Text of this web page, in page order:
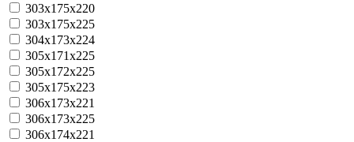
303x175x220
303x175x225
304x173x224
305x171x225
305x172x225
305x175x223
306x173x221
306x173x225
306x174x221